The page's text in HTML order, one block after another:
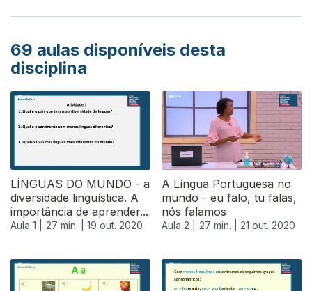
69 aulas disponíveis desta
disciplina
LÍNGUAS DO MUNDO - a
diversidade linguística. A
importância de aprender...
Aula 1 | 27 min. | 19 out. 2020
A Língua Portuguesa no
mundo - eu falo, tu falas,
nós falamos
Aula 2 | 27 min. | 21 out. 2020